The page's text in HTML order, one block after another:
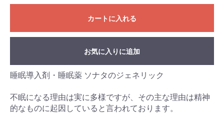
カートに入れる
お気に入りに追加
睡眠導入剤・睡眠薬 ソナタのジェネリック
不眠になる理由は実に多様ですが、その主な理由は精神
的なものに起因していると言われております。